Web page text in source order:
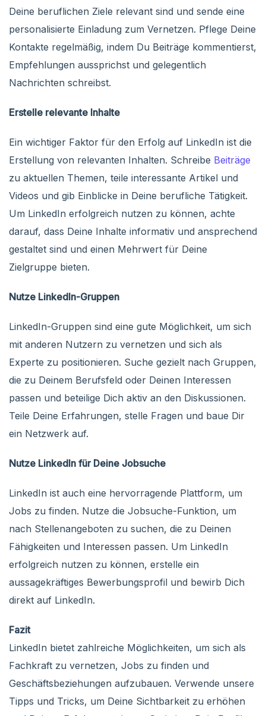
Deine beruflichen Ziele relevant sind und sende eine
personalisierte Einladung zum Vernetzen. Pflege Deine
Kontakte regelmäßig, indem Du Beiträge kommentierst,
Empfehlungen aussprichst und gelegentlich
Nachrichten schreibst.
Erstelle relevante Inhalte
Ein wichtiger Faktor für den Erfolg auf LinkedIn ist die
Erstellung von relevanten Inhalten. Schreibe Beiträge
zu aktuellen Themen, teile interessante Artikel und
Videos und gib Einblicke in Deine berufliche Tätigkeit.
Um LinkedIn erfolgreich nutzen zu können, achte
darauf, dass Deine Inhalte informativ und ansprechend
gestaltet sind und einen Mehrwert für Deine
Zielgruppe bieten.
Nutze LinkedIn-Gruppen
LinkedIn-Gruppen sind eine gute Möglichkeit, um sich
mit anderen Nutzern zu vernetzen und sich als
Experte zu positionieren. Suche gezielt nach Gruppen,
die zu Deinem Berufsfeld oder Deinen Interessen
passen und beteilige Dich aktiv an den Diskussionen.
Teile Deine Erfahrungen, stelle Fragen und baue Dir
ein Netzwerk auf.
Nutze LinkedIn für Deine Jobsuche
LinkedIn ist auch eine hervorragende Plattform, um
Jobs zu finden. Nutze die Jobsuche-Funktion, um
nach Stellenangeboten zu suchen, die zu Deinen
Fähigkeiten und Interessen passen. Um LinkedIn
erfolgreich nutzen zu können, erstelle ein
aussagekräftiges Bewerbungsprofil und bewirb Dich
direkt auf LinkedIn.
Fazit
LinkedIn bietet zahlreiche Möglichkeiten, um sich als
Fachkraft zu vernetzen, Jobs zu finden und
Geschäftsbeziehungen aufzubauen. Verwende unsere
Tipps und Tricks, um Deine Sichtbarkeit zu erhöhen